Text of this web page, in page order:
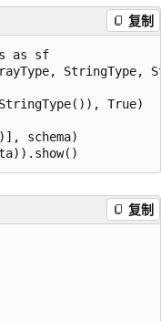
复制
as sf
StringType,
True)
schema)
复制